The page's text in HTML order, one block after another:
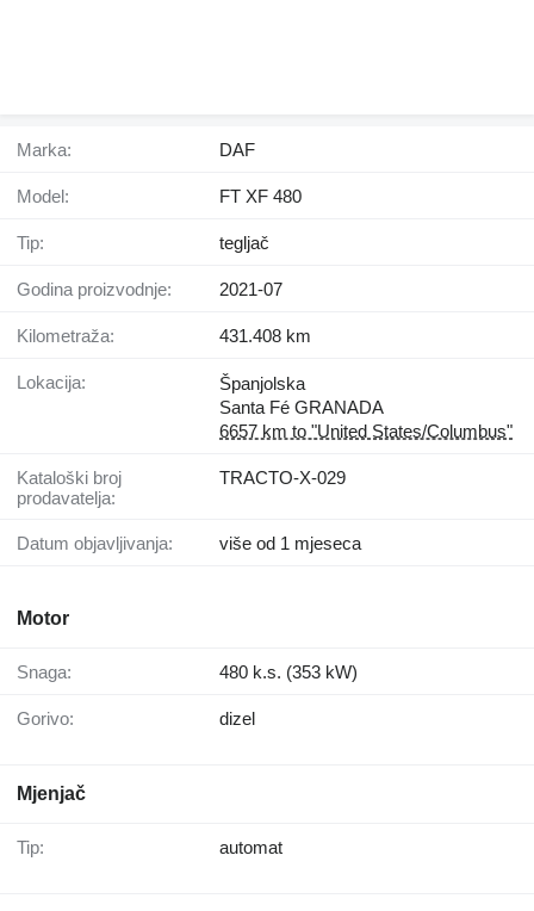
Marka: DAF
Model: FT XF 480
Tip: tegljač
Godina proizvodnje: 2021-07
Kilometraža: 431.408 km
Lokacija:
Španjolska
Santa Fé GRANADA
6657 km to "United States/Columbus"
Kataloški broj
prodavatelja:
TRACTO-X-029
Datum objavljivanja: više od 1 mjeseca
Motor
Snaga: 480 k.s. (353 kW)
Gorivo: dizel
Mjenjač
Tip: automat